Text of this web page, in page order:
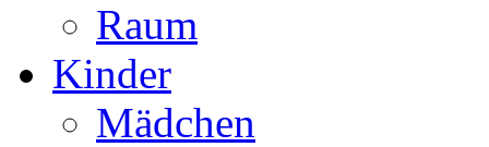
Raum
Kinder
Mädchen